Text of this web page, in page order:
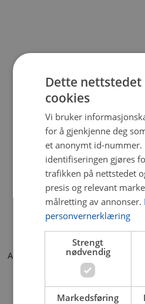
Application error: a client-side
browser console for
Dette
cookies
Vi bruker
for å gjenkjenne deg
et anonymt id-nummer.
identifiseringen gjøres
trafikken på nettstedet
presis og relevant
målretting av annonser.
personvernerklæring
Strengt
nødvendig
Markedsføring